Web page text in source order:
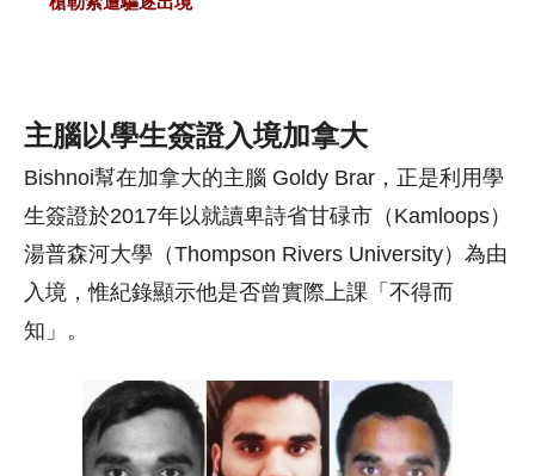
主腦以學生簽證入境加拿大
Bishnoi幫在加拿大的主腦 Goldy Brar，正是利用學
生簽證於2017年以就讀卑詩省甘碌市（Kamloops）
湯普森河大學（Thompson Rivers University）為由
入境，惟紀錄顯示他是否曾實際上課「不得而
知」。